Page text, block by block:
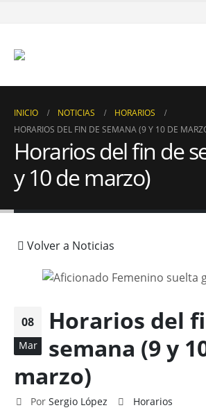
INICIO NOTICIAS
HORARIOS
HORARIOS DEL FIN DE SEMANA (9 Y 10 DE
Horarios del fin de
y 10 de marzo)
Volver a Noticias
08
Mar
Horarios del
semana (9 y
marzo)
Por Sergio López
Horarios